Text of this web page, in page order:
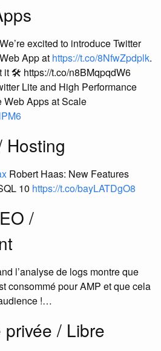
We’re excited to introduce Twitter
App at https://t.co/8NfwZpdplk.
it 🛠 https://t.co/n8BMqpqdW6
Lite and High Performance
Apps at Scale
Hosting
Robert Haas: New Features
10 https://t.co/bayLATDgO8
/
l’analyse de logs montre que
consommé pour AMP et que cela
!…
/ Libre